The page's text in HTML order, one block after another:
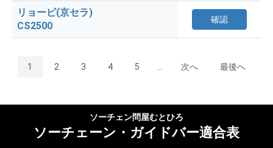
リョービ(京セラ)
CS2500
確認
1 2 3 4 5 次へ 最後へ
ソーチェン問屋むとひろ
ソーチェーン・ガイドバー適合表